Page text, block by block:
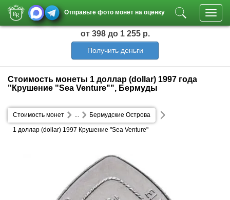
Отправьте фото монет на оценку
от 398 до 1 255 р.
Получить деньги
Стоимость монеты 1 доллар (dollar) 1997 года
"Крушение "Sea Venture"", Бермуды
Стоимость монет Бермудские Острова
...
1 доллар (dollar) 1997 Крушение "Sea Venture"